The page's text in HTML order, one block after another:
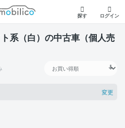
モビリコ
探す ログイン
系（白）の中古車（個人売
変更